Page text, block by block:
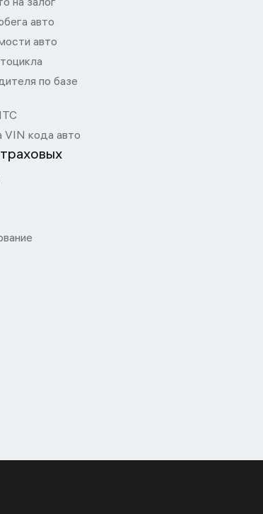
авто
авто
по базе
VIN кода авто